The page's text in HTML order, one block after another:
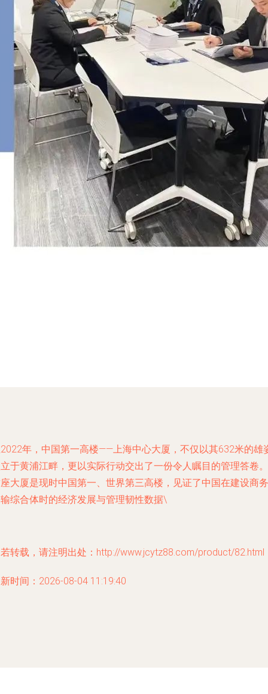
年，中国第一高楼——上海中心大厦，不仅以其632米的雄
于黄浦江畔，更以实际行动交出了一份令人瞩目的管理答卷。
大厦是现时中国第一、世界第三高楼，见证了中国在建设商务
综合体时的经济发展与管理韧性数据\
转载，请注明出处：http://www.jcytz88.com/product/82.html
时间：2026-08-04 11:19:40